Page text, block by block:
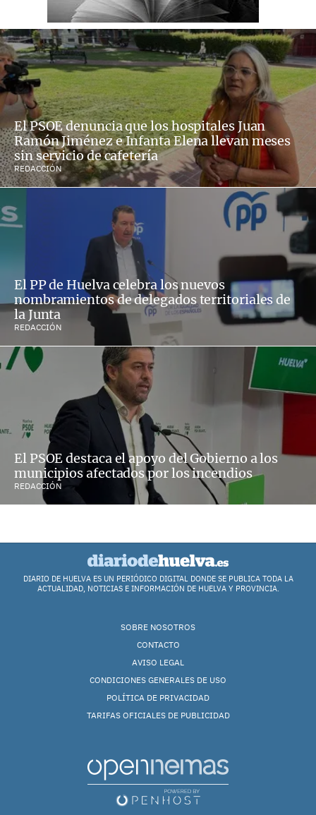
El PSOE denuncia que los hospitales Juan
Ramón Jiménez e Infanta Elena llevan meses
sin servicio de cafetería
REDACCIÓN
El PP de Huelva celebra los nuevos
nombramientos de delegados territoriales de
la Junta
REDACCIÓN
El PSOE destaca el apoyo del Gobierno a los
municipios afectados por los incendios
REDACCIÓN
DIARIO DE HUELVA ES UN PERIÓDICO DIGITAL DONDE SE PUBLICA TODA LA
ACTUALIDAD, NOTICIAS E INFORMACIÓN DE HUELVA Y PROVINCIA.
SOBRE NOSOTROS
CONTACTO
AVISO LEGAL
CONDICIONES GENERALES DE USO
POLÍTICA DE PRIVACIDAD
TARIFAS OFICIALES DE PUBLICIDAD